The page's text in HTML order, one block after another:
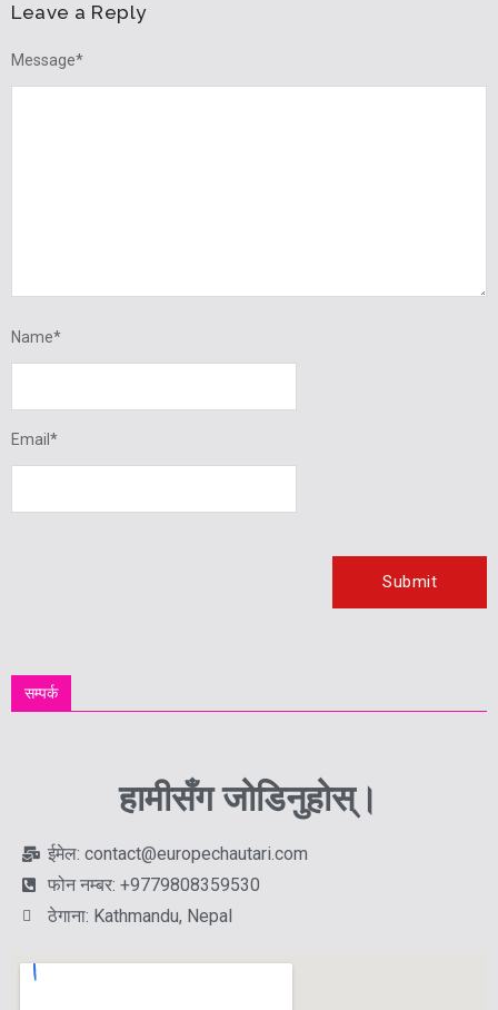
Leave a Reply
Message*
Name*
Email *
सम्पर्क
हामीसँग जोडिनुहोस्।
ईमेल: contact@europechautari.com
फोन नम्बर: +9779808359530
ठेगाना: Kathmandu, Nepal